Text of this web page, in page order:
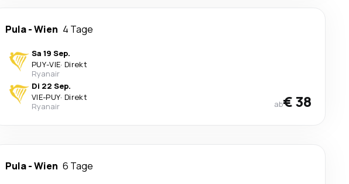
Pula-Wien 4 Tage
Sa 19 Sep.
PUY-VIE· Direkt
Ryanair
Di 22 Sep.
VIE-PUY· Direkt
Ryanair
ab€ 38
Pula-Wien 6 Tage